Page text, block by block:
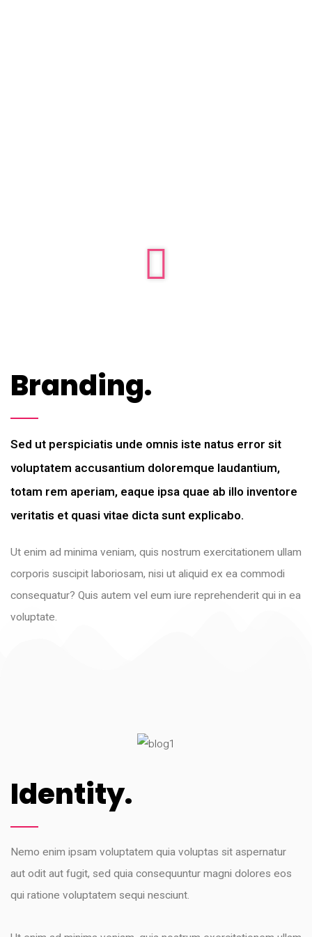
Branding.
Sed ut perspiciatis unde omnis iste natus error sit
voluptatem accusantium doloremque laudantium,
totam rem aperiam, eaque ipsa quae ab illo inventore
veritatis et quasi vitae dicta sunt explicabo.
Ut enim ad minima veniam, quis nostrum exercitationem ullam
corporis suscipit laboriosam, nisi ut aliquid ex ea commodi
consequatur? Quis autem vel eum iure reprehenderit qui in ea
voluptate.
Identity.
Nemo enim ipsam voluptatem quia voluptas sit aspernatur
aut odit aut fugit, sed quia consequuntur magni dolores eos
qui ratione voluptatem sequi nesciunt.